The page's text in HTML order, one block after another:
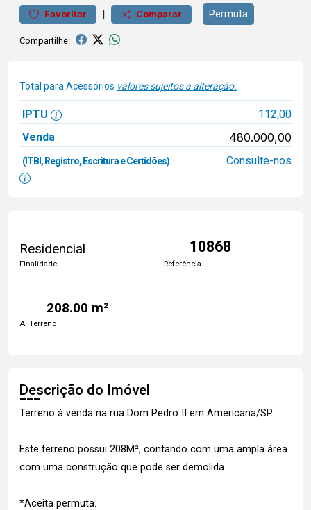
Favoritar | Comparar Permuta
Compartilhe:
Total para Acessórios valores sujeitos a alteração.
IPTU
112,00
Venda
480.000,00
(ITBI, Registro, Escritura e Certidões) Consulte-nos
Residencial
Finalidade
10868
Referência
208.00 m²
A. Terreno
Descrição do Imóvel
Terreno à venda na rua Dom Pedro II em Americana/SP.
Este terreno possui 208M², contando com uma ampla área
com uma construção que pode ser demolida.
*Aceita permuta.